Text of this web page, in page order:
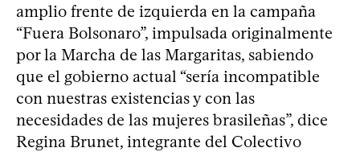
amplio frente de izquierda en la campaña
“Fuera Bolsonaro”, impulsada originalmente
por la Marcha de las Margaritas, sabiendo
que el gobierno actual “sería incompatible
con nuestras existencias y con las
necesidades de las mujeres brasileñas”, dice
Regina Brunet, integrante del Colectivo